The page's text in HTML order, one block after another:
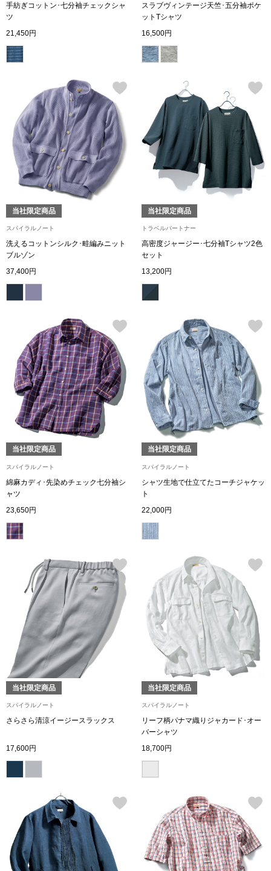
BOGARD 最新号はこちら
タログ
ダーウェア
アクセサリー
Miss Kyouko／ミスキョウコ
ランド
バッグ
トートバッグ
ハンドバッグ
ボディバッグ
リュック･バッ
ボストンバッグ
スーツケース
レースアップ
スニーカー
ブーツ
サンダル
革小物
ポーチ
手紡ぎコットン･七分袖チェックシャ
ツ
21,450円
スラブヴィンテージ天竺･五分袖ポケ
ットTシャツ
16,500円
当社限定商品
スパイラルノート
洗えるコットンシルク･畦編みニット
ブルゾン
37,400円
当社限定商品
トラベルパートナー
高密度ジャージー･七分袖Tシャツ2色
セット
13,200円
当社限定商品
スパイラルノート
綿麻カディ･先染めチェック七分袖シ
ャツ
23,650円
当社限定商品
スパイラルノート
シャツ生地で仕立てたコーチジャケッ
ト
22,000円
当社限定商品
スパイラルノート
さらさら清涼イージースラックス
17,600円
当社限定商品
スパイラルノート
リーフ柄パナマ織りジャカード･オー
バーシャツ
18,700円